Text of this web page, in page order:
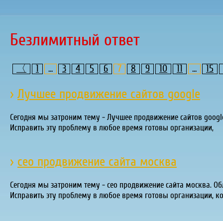
Безлимитный ответ
〈 1 ... 3 4 5 6 7 8 9 10 11 ... 15
› Лучшее продвижение сайтов google
Сегодня мы затроним тему - Лучшее продвижение сайтов
Исправить эту проблему в любое время готовы организации,
› сео продвижение сайта москва
Сегодня мы затроним тему - сео продвижение сайта москва.
Исправить эту проблему в любое время готовы организации,